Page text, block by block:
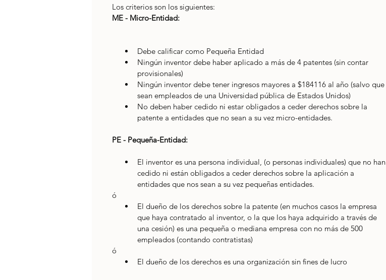
Los criterios son los siguientes:
ME - Micro-Entidad:
Debe calificar como Pequeña Entidad
Ningún inventor debe haber aplicado a más de 4 patentes (sin contar
provisionales)
Ningún inventor debe tener ingresos mayores a $184116 al año (salvo que
sean empleados de una Universidad pública de Estados Unidos)
No deben haber cedido ni estar obligados a ceder derechos sobre la
patente a entidades que no sean a su vez micro-entidades.
PE - Pequeña-Entidad:
El inventor es una persona individual, (o personas individuales) que no han
cedido ni están obligados a ceder derechos sobre la aplicación a
entidades que nos sean a su vez pequeñas entidades.
ó
El dueño de los derechos sobre la patente (en muchos casos la empresa
que haya contratado al inventor, o la que los haya adquirido a través de
una cesión) es una pequeña o mediana empresa con no más de 500
empleados (contando contratistas)
ó
El dueño de los derechos es una organización sin fines de lucro